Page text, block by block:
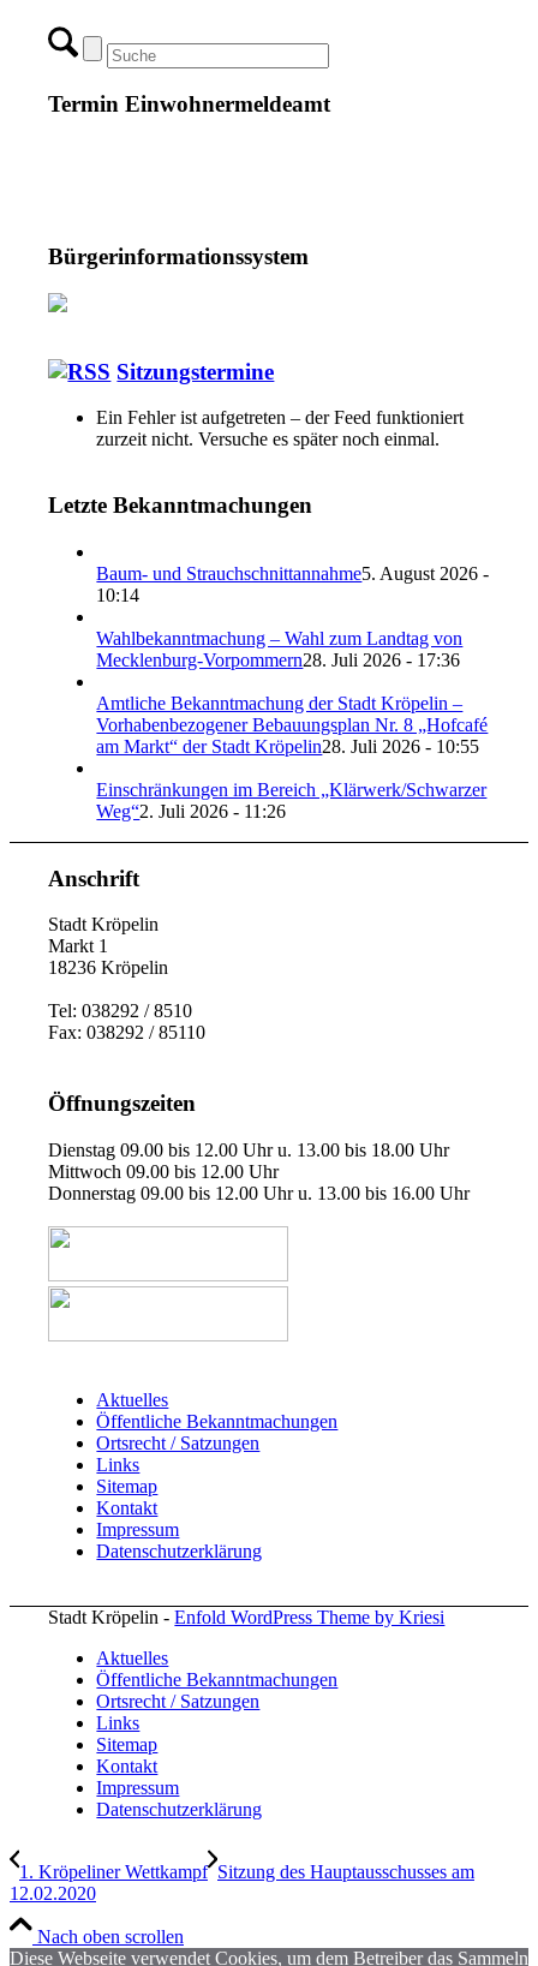
Termin Einwohnermeldeamt
Bürgerinformationssystem
Sitzungstermine
Ein Fehler ist aufgetreten – der Feed funktioniert
zurzeit nicht. Versuche es später noch einmal.
Letzte Bekanntmachungen
Baum- und Strauchschnittannahme5. August 2026 -
10:14
Wahlbekanntmachung – Wahl zum Landtag von
Mecklenburg-Vorpommern28. Juli 2026 - 17:36
Amtliche Bekanntmachung der Stadt Kröpelin –
Vorhabenbezogener Bebauungsplan Nr. 8 „Hofcafé
am Markt“ der Stadt Kröpelin28. Juli 2026 - 10:55
Einschränkungen im Bereich „Klärwerk/Schwarzer
Weg“2. Juli 2026 - 11:26
Anschrift
Stadt Kröpelin
Markt 1
18236 Kröpelin
Tel: 038292 / 8510
Fax: 038292 / 85110
Öffnungszeiten
Dienstag 09.00 bis 12.00 Uhr u. 13.00 bis 18.00 Uhr
Mittwoch 09.00 bis 12.00 Uhr
Donnerstag 09.00 bis 12.00 Uhr u. 13.00 bis 16.00 Uhr
Aktuelles
Öffentliche Bekanntmachungen
Ortsrecht / Satzungen
Links
Sitemap
Kontakt
Impressum
Datenschutzerklärung
Stadt Kröpelin -Enfold WordPress Theme by Kriesi
Aktuelles
Öffentliche Bekanntmachungen
Ortsrecht / Satzungen
Links
Sitemap
Kontakt
Impressum
Datenschutzerklärung
1. Kröpeliner Wettkampf Sitzung des Hauptausschusses am
12.02.2020
Nach oben scrollen
Diese Webseite verwendet Cookies, um dem Betreiber das Sammeln